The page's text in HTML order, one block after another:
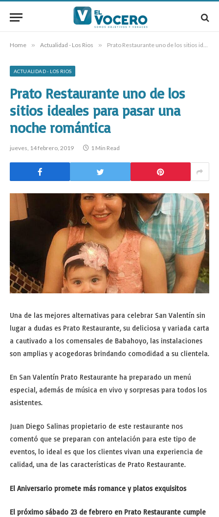
Home » Actualidad - Los Rios » Prato Restaurante uno de los sitios ideales para pasar una noche romántica
ACTUALIDAD - LOS RIOS
Prato Restaurante uno de los
sitios ideales para pasar una
noche romántica
jueves, 14 febrero, 2019 1 Min Read
Una de las mejores alternativas para celebrar San Valentín sin
lugar a dudas es Prato Restaurante, su deliciosa y variada carta
a cautivado a los comensales de Babahoyo, las instalaciones
son amplias y acogedoras brindando comodidad a su clientela.
En San Valentín Prato Restaurante ha preparado un menú
especial, además de música en vivo y sorpresas para todos los
asistentes.
Juan Diego Salinas propietario de este restaurante nos
comentó que se preparan con antelación para este tipo de
eventos, lo ideal es que los clientes vivan una experiencia de
calidad, una de las características de Prato Restaurante.
El Aniversario promete más romance y platos exquisitos
El próximo sábado 23 de febrero en Prato Restaurante cumple